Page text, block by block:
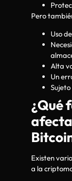
Pero
Uso
Alta
Un
¿Qué
Existen
a la